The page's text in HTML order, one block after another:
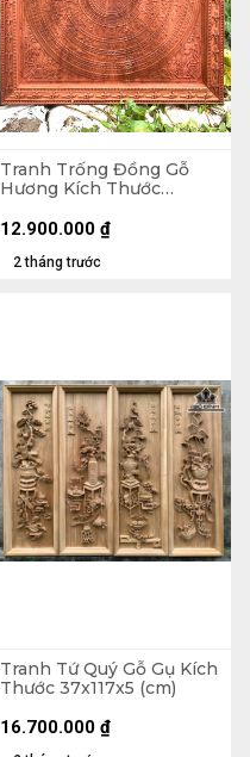
Tranh Trống Đồng Gỗ
Hương Kích Thước
2 tháng trước
12.900.000 ₫
Tranh Tứ Quý Gỗ Gụ Kích
Thước 37x117x5 (cm)
16.700.000 ₫